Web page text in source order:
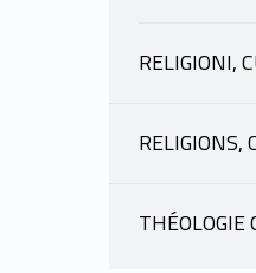
RELIGIONI,
scheda
RELIGIONS,
THÉOLOGIE